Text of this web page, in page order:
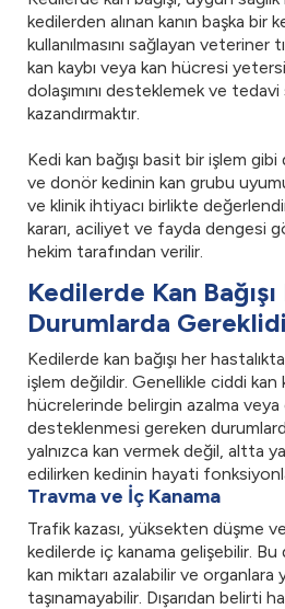
kedilerden alınan kanın başka bir
kullanılmasını sağlayan veteriner
kan kaybı veya kan hücresi
dolaşımını desteklemek ve
kazandırmaktır.
Kedi kan bağışı basit bir işlem gibi
ve donör kedinin kan grubu
ve klinik ihtiyacı birlikte
kararı, aciliyet ve fayda dengesi
hekim tarafından verilir.
Kedilerde Kan
Durumlarda
Kedilerde kan bağışı her
işlem değildir. Genellikle ciddi kan
hücrelerinde belirgin azalma veya
desteklenmesi gereken
yalnızca kan vermek değil, altta
edilirken kedinin hayati
Travma ve İç Kanama
Trafik kazası, yüksekten düşme
kedilerde iç kanama gelişebilir. Bu
kan miktarı azalabilir ve
taşınamayabilir. Dışarıdan belirti